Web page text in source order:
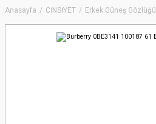
Anasayfa CİNSİYET Erkek Güneş Gözlüğü